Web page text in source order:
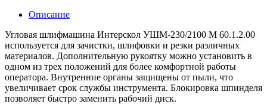
Описание
Угловая шлифмашина Интерскол УШМ-230/2100 М 60.1.2.00
используется для зачистки, шлифовки и резки различных
материалов. Дополнительную рукоятку можно установить в
одном из трех положений для более комфортной работы
оператора. Внутренние органы защищены от пыли, что
увеличивает срок службы инструмента. Блокировка шпинделя
позволяет быстро заменить рабочий диск.